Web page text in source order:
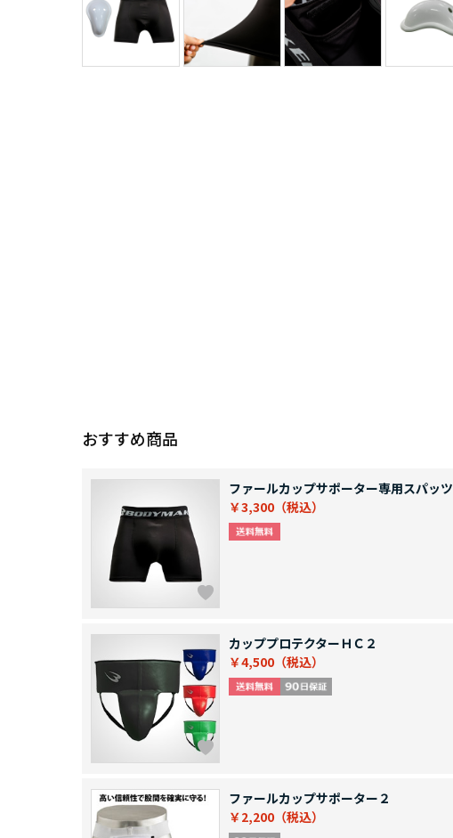
おすすめ商品
ファールカップサポーター専用スパッツ
￥3,300
カッププロテクターＨＣ２
￥4,500
ファールカップサポーター２
￥2,200